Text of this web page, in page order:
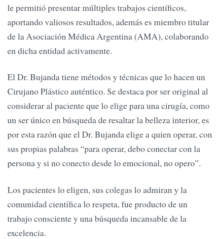
le permitió presentar múltiples trabajos científicos,
aportando valiosos resultados, además es miembro titular
de la Asociación Médica Argentina (AMA), colaborando
en dicha entidad activamente.
El Dr. Bujanda tiene métodos y técnicas que lo hacen un
Cirujano Plástico auténtico. Se destaca por ser original al
considerar al paciente que lo elige para una cirugía, como
un ser único en búsqueda de resaltar la belleza interior, es
por esta razón que el Dr. Bujanda elige a quien operar, con
sus propias palabras “para operar, debo conectar con la
persona y si no conecto desde lo emocional, no opero”.
Los pacientes lo eligen, sus colegas lo admiran y la
comunidad científica lo respeta, fue producto de un
trabajo consciente y una búsqueda incansable de la
excelencia.